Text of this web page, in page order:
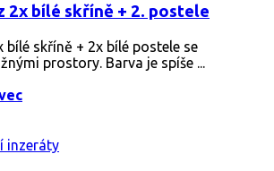
2x bílé skříně + 2. postele
bílé skříně + 2x bílé postele se
prostory. Barva je spíše ...
inzeráty